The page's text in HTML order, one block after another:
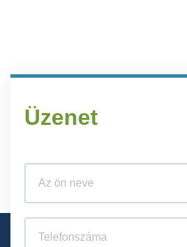
Üzenet